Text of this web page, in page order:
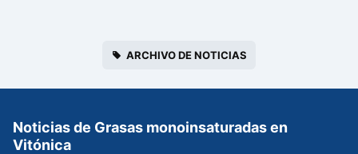
ARCHIVO DE NOTICIAS
Noticias de Grasas monoinsaturadas en
Vitónica